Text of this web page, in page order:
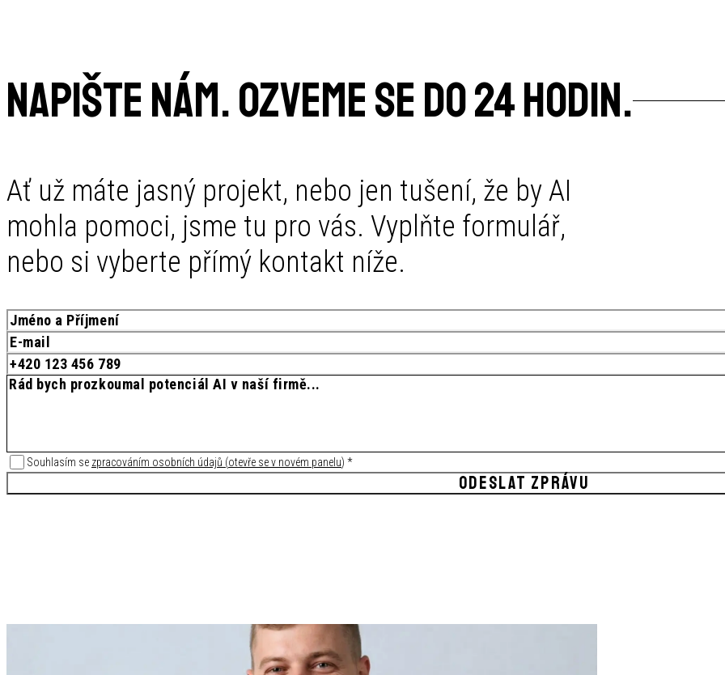
NAPIŠTE NÁM. OZVEME SE DO 24 HODIN.
Ať už máte jasný projekt, nebo jen tušení, že by AI
mohla pomoci, jsme tu pro vás. Vyplňte formulář,
nebo si vyberte přímý kontakt níže.
Souhlasím se zpracováním osobních údajů (otevře se v novém panelu) *
ODESLAT ZPRÁVU